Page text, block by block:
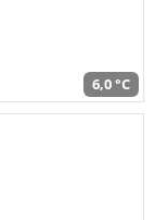
6,0 °C